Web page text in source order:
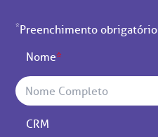
*Preenchimento obrigatório
Nome*
CRM